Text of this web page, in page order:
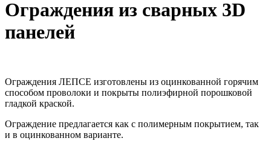
Ограждения из сварных 3D
панелей
Ограждения ЛЕПСЕ изготовлены из оцинкованной горячим
способом проволоки и покрыты полиэфирной порошковой
гладкой краской.
Ограждение предлагается как с полимерным покрытием, так
и в оцинкованном варианте.